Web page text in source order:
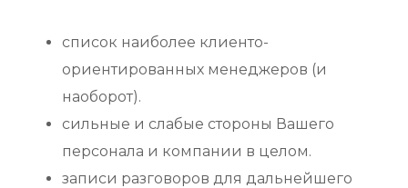
список наиболее клиенто-
ориентированных менеджеров (и
наоборот).
сильные и слабые стороны Вашего
персонала и компании в целом.
записи разговоров для дальнейшего